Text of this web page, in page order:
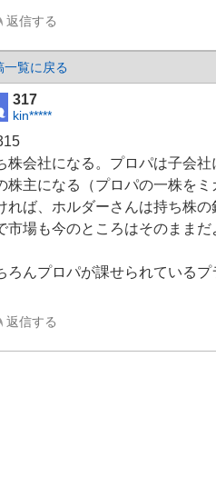
返信する
一覧に戻る
317
kin*****
株会社になる。プロパは子会
株主になる（プロパの一株を
れば、ホルダーさんは持ち株
市場も今のところはそのままだ
ろんプロパが課せられている
返信する